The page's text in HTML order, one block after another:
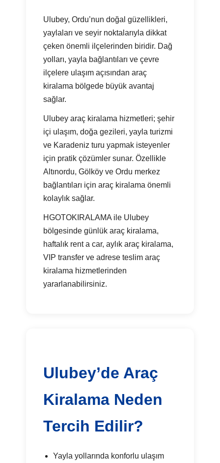
Ulubey, Ordu’nun doğal güzellikleri,
yaylaları ve seyir noktalarıyla dikkat
çeken önemli ilçelerinden biridir. Dağ
yolları, yayla bağlantıları ve çevre
ilçelere ulaşım açısından araç
kiralama bölgede büyük avantaj
sağlar.
Ulubey araç kiralama hizmetleri; şehir
içi ulaşım, doğa gezileri, yayla turizmi
ve Karadeniz turu yapmak isteyenler
için pratik çözümler sunar. Özellikle
Altınordu, Gölköy ve Ordu merkez
bağlantıları için araç kiralama önemli
kolaylık sağlar.
HGOTOKIRALAMA ile Ulubey
bölgesinde günlük araç kiralama,
haftalık rent a car, aylık araç kiralama,
VIP transfer ve adrese teslim araç
kiralama hizmetlerinden
yararlanabilirsiniz.
Ulubey’de Araç
Kiralama Neden
Tercih Edilir?
Yayla yollarında konforlu ulaşım